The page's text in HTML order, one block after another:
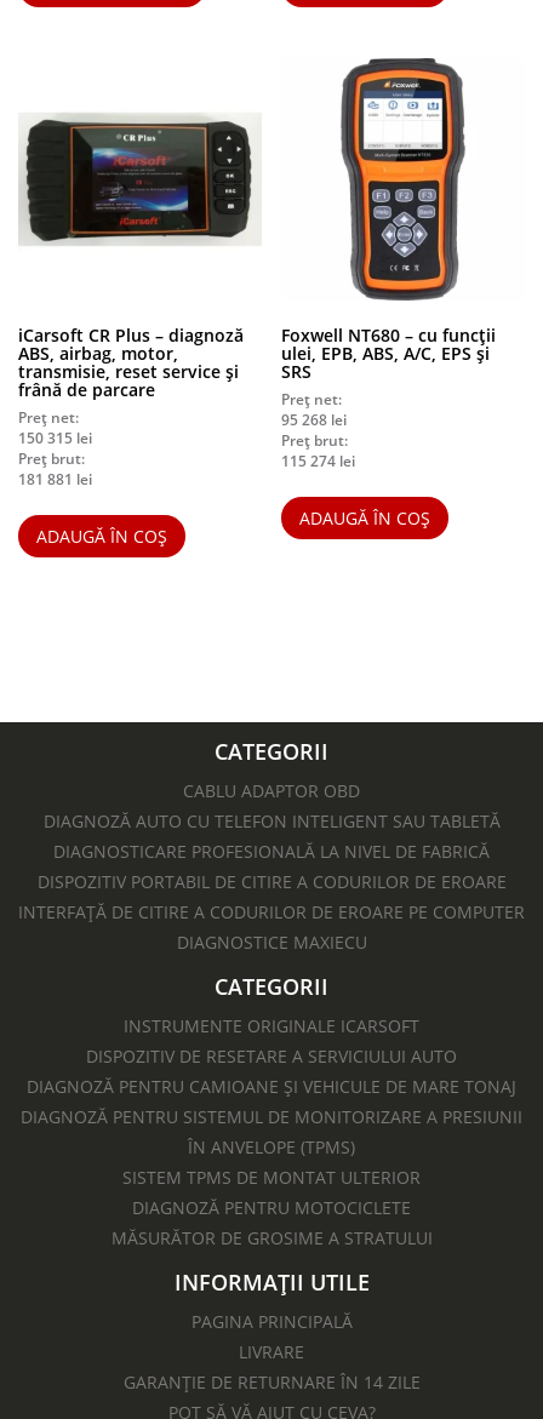
iCarsoft CR Plus – diagnoză
ABS, airbag, motor,
transmisie, reset service și
frână de parcare
Preț net:
150 315 lei
Preț brut:
181 881 lei
ADAUGĂ ÎN COȘ
Foxwell NT680 – cu funcții
ulei, EPB, ABS, A/C, EPS și
SRS
Preț net:
95 268 lei
Preț brut:
115 274 lei
ADAUGĂ ÎN COȘ
CATEGORII
CABLU ADAPTOR OBD
DIAGNOZĂ AUTO CU TELEFON INTELIGENT SAU TABLETĂ
DIAGNOSTICARE PROFESIONALĂ LA NIVEL DE FABRICĂ
DISPOZITIV PORTABIL DE CITIRE A CODURILOR DE EROARE
INTERFAȚĂ DE CITIRE A CODURILOR DE EROARE PE COMPUTER
DIAGNOSTICE MAXIECU
CATEGORII
INSTRUMENTE ORIGINALE ICARSOFT
DISPOZITIV DE RESETARE A SERVICIULUI AUTO
DIAGNOZĂ PENTRU CAMIOANE ȘI VEHICULE DE MARE TONAJ
DIAGNOZĂ PENTRU SISTEMUL DE MONITORIZARE A PRESIUNII
ÎN ANVELOPE (TPMS)
SISTEM TPMS DE MONTAT ULTERIOR
DIAGNOZĂ PENTRU MOTOCICLETE​
MĂSURĂTOR DE GROSIME A STRATULUI
INFORMAȚII UTILE
PAGINA PRINCIPALĂ
LIVRARE
GARANȚIE DE RETURNARE ÎN 14 ZILE
POT SĂ VĂ AJUT CU CEVA?